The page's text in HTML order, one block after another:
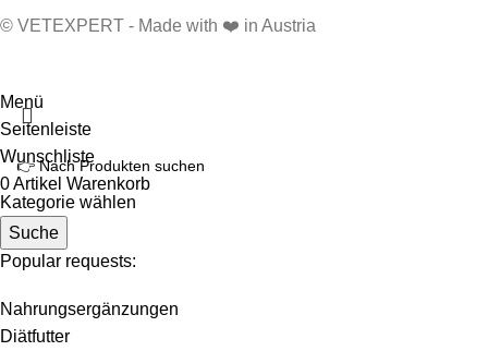
© VETEXPERT - Made with ❤️ in Austria
Kategorie wählen
Suche
Popular requests:
Nahrungsergänzungen
Diätfutter
Menü
Seitenleiste
Wunschliste
0Artikel Warenkorb